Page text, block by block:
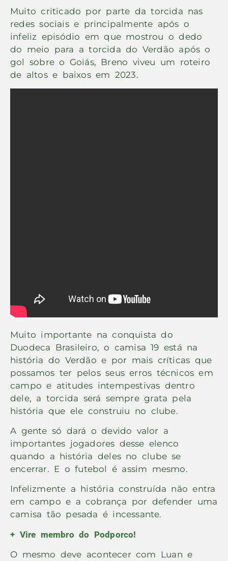
Muito criticado por parte da torcida nas
redes sociais e principalmente após o
infeliz episódio em que mostrou o dedo
do meio para a torcida do Verdão após o
gol sobre o Goiás, Breno viveu um roteiro
de altos e baixos em 2023.
Muito importante na conquista do
Duodeca Brasileiro, o camisa 19 está na
história do Verdão e por mais críticas que
possamos ter pelos seus erros técnicos em
campo e atitudes intempestivas dentro
dele, a torcida será sempre grata pela
história que ele construiu no clube.
A gente só dará o devido valor a
importantes jogadores desse elenco
quando a história deles no clube se
encerrar. E o futebol é assim mesmo.
Infelizmente a história construída não entra
em campo e a cobrança por defender uma
camisa tão pesada é incessante.
+ Vire membro do Podporco!
O mesmo deve acontecer com Luan e